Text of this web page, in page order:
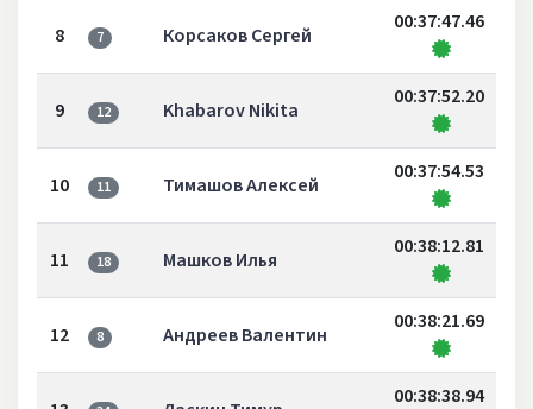
8 7 Корсаков Сергей
00:37:47.46
9 12 Khabarov Nikita
00:37:52.20
10 11 Тимашов Алексей
00:37:54.53
11 18 Машков Илья
00:38:12.81
12 8 Андреев Валентин
00:38:21.69
00:38:38.94